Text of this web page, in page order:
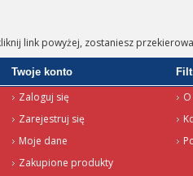
link powyżej, zostaniesz
Twoje konto
Zaloguj się
Zarejestruj się
Moje dane
Zakupione produkty